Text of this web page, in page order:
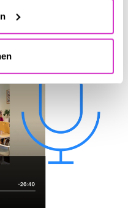
Lage
Meter genau sein
identifizieren
persönlichen Daten
Ihre Präferenzen im
und Anzeigen zu
Medien anbieten
Website zu